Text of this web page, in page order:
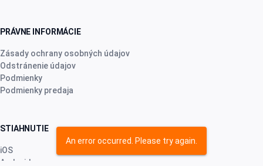
PRÁVNE INFORMÁCIE
Zásady ochrany osobných údajov
Odstránenie údajov
Podmienky
Podmienky predaja
STIAHNUTIE
iOS
Android
An error occurred. Please try again.